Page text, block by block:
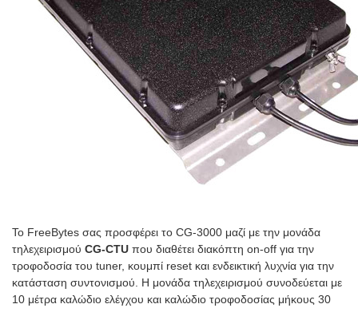
Το FreeBytes σας προσφέρει το CG-3000 μαζί με την μονάδα
τηλεχειρισμού CG-CTU που διαθέτει διακόπτη on-off για την
τροφοδοσία του tuner, κουμπί reset και ενδεικτική λυχνία για την
κατάσταση συντονισμού. Η μονάδα τηλεχειρισμού συνοδεύεται με
10 μέτρα καλώδιο ελέγχου και καλώδιο τροφοδοσίας μήκους 30